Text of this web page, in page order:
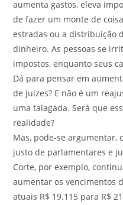
aumenta gastos, eleva
de fazer um monte de
estradas ou a distribuição
dinheiro. As pessoas se
impostos, enquanto seus
Dá para pensar em
de juízes? E não é um
uma talagada. Será que
realidade?
Mas, pode-se argumentar,
justo de parlamentares e
Corte, por exemplo,
aumentar os vencimentos
atuais R$ 19.115 para R$